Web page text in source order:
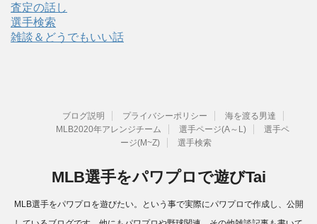
査定の話し
選手検索
雑談＆どうでもいい話
ブログ説明 プライバシーポリシー
海を渡る男達
MLB2020年アレンジチーム
選手ページ(A～L)
選手ペ
ージ(M~Z)
選手検索
MLB選手をパワプロで遊びTai
MLB選手をパワプロを遊びたい。という事で実際にパワプロで作成し、公開